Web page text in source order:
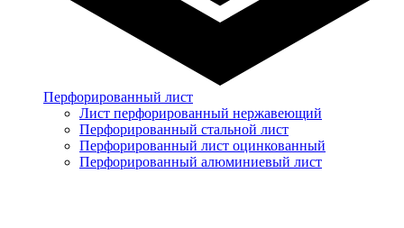
Перфорированный лист
Лист перфорированный нержавеющий
Перфорированный стальной лист
Перфорированный лист оцинкованный
Перфорированный алюминиевый лист